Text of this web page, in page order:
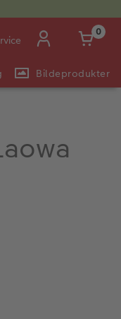
14:00 -
0
Bildeprodukter